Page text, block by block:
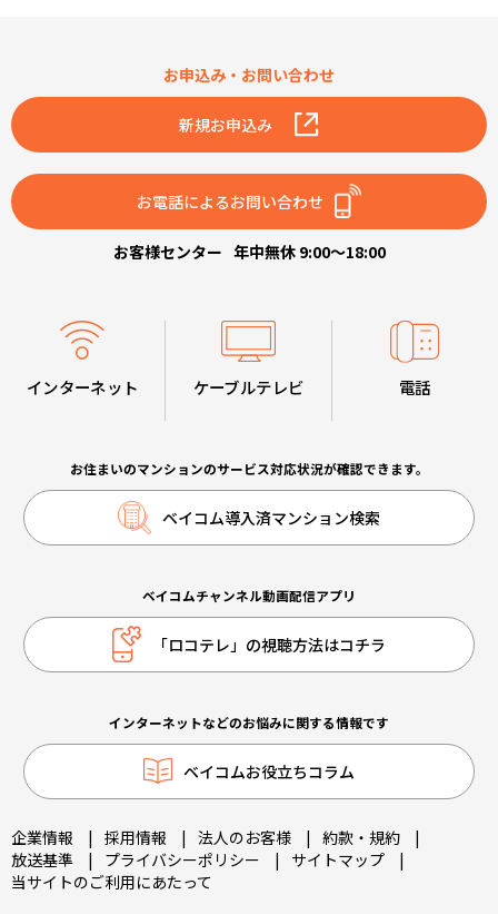
お申込み・お問い合わせ
新規お申込み
お電話によるお問い合わせ
お客様センター 年中無休 9:00～18:00
インターネット ケーブルテレビ 電話
お住まいのマンションのサービス対応状況が確認できます。
ベイコム導入済マンション検索
ベイコムチャンネル動画配信アプリ
「ロコテレ」の視聴方法はコチラ
インターネットなどのお悩みに関する情報です
ベイコムお役立ちコラム
企業情報 | 採用情報 | 法人のお客様 | 約款・規約
|
放送基準
| プライバシーポリシー | サイトマップ
|
当サイトのご利用にあたって